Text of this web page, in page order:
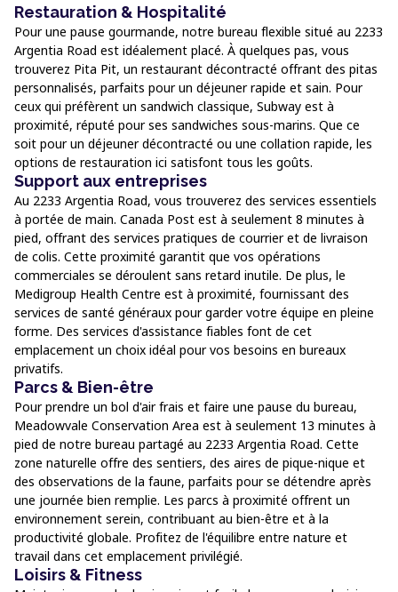
Restauration & Hospitalité
Pour une pause gourmande, notre bureau flexible situé au 2233
Argentia Road est idéalement placé. À quelques pas, vous
trouverez Pita Pit, un restaurant décontracté offrant des pitas
personnalisés, parfaits pour un déjeuner rapide et sain. Pour
ceux qui préfèrent un sandwich classique, Subway est à
proximité, réputé pour ses sandwiches sous-marins. Que ce
soit pour un déjeuner décontracté ou une collation rapide, les
options de restauration ici satisfont tous les goûts.
Support aux entreprises
Au 2233 Argentia Road, vous trouverez des services essentiels
à portée de main. Canada Post est à seulement 8 minutes à
pied, offrant des services pratiques de courrier et de livraison
de colis. Cette proximité garantit que vos opérations
commerciales se déroulent sans retard inutile. De plus, le
Medigroup Health Centre est à proximité, fournissant des
services de santé généraux pour garder votre équipe en pleine
forme. Des services d'assistance fiables font de cet
emplacement un choix idéal pour vos besoins en bureaux
privatifs.
Parcs & Bien-être
Pour prendre un bol d'air frais et faire une pause du bureau,
Meadowvale Conservation Area est à seulement 13 minutes à
pied de notre bureau partagé au 2233 Argentia Road. Cette
zone naturelle offre des sentiers, des aires de pique-nique et
des observations de la faune, parfaits pour se détendre après
une journée bien remplie. Les parcs à proximité offrent un
environnement serein, contribuant au bien-être et à la
productivité globale. Profitez de l'équilibre entre nature et
travail dans cet emplacement privilégié.
Loisirs & Fitness